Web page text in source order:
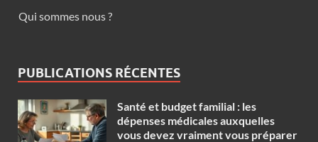
Qui sommes nous ?
PUBLICATIONS RÉCENTES
Santé et budget familial : les
dépenses médicales auxquelles
vous devez vraiment vous préparer